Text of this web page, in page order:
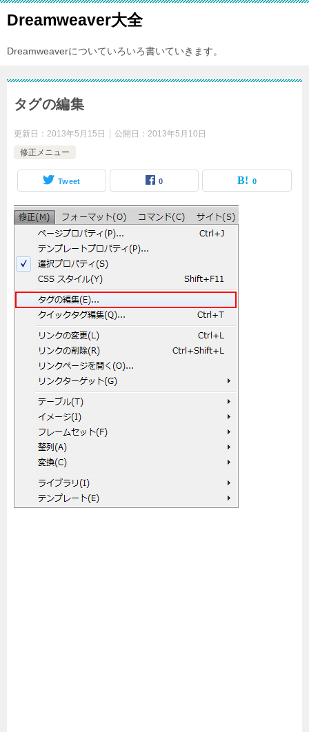
Dreamweaver大全
Dreamweaverについていろいろ書いていきます。
タグの編集
更新日： 2013年5月15日 公開日： 2013年5月10日
修正メニュー
Tweet 0 0